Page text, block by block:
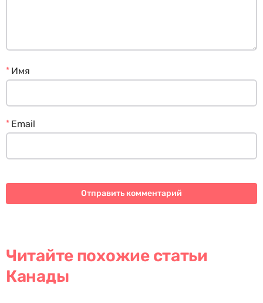
Имя
*
Email
*
Читайте похожие статьи
Канады